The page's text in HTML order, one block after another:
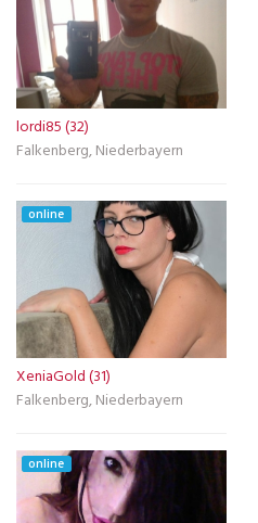
lordi85 (32)
Falkenberg, Niederbayern
online
XeniaGold (31)
Falkenberg, Niederbayern
online